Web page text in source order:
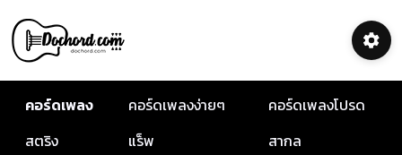
คอร์ดเพลง คอร์ดเพลงง่ายๆ
คอร์ดเพลงโปรด
สตริง
แร็พ
สากล